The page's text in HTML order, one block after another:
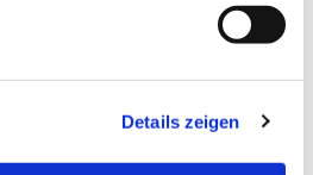
Details zeigen